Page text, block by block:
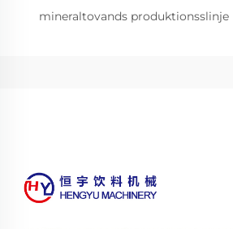
mineraltovands produktionsslinje